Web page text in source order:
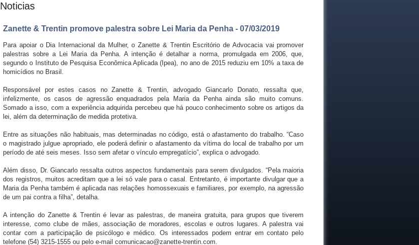
Noticias
Zanette & Trentin promove palestra sobre Lei Maria da Penha - 07/03/2019
Para apoiar o Dia Internacional da Mulher, o Zanette & Trentin Escritório de Advocacia vai promover
palestras sobre a Lei Maria da Penha. A intenção é detalhar a norma, promulgada em 2006, que,
segundo o Instituto de Pesquisa Econômica Aplicada (Ipea), no ano de 2015 reduziu em 10% a taxa de
homicídios no Brasil.
Responsável por estes casos no Zanette & Trentin, advogado Giancarlo Donato, ressalta que,
infelizmente, os casos de agressão enquadrados pela Maria da Penha ainda são muito comuns.
Somado a isso, com a experiência adquirida percebeu que há pouco conhecimento sobre os artigos da
lei, além da determinação de medida protetiva.
Entre as situações não habituais, mas determinadas no código, está o afastamento do trabalho. “Caso
o magistrado julgue apropriado, ele poderá definir o afastamento da vítima do local de trabalho por um
período de até seis meses. Isso sem afetar o vínculo empregatício”, explica o advogado.
Além disso, Dr. Giancarlo ressalta outros aspectos fundamentais para serem divulgados. “Pela maioria
dos registros, muitos acreditam que a lei só vale para o casal. Entretanto, é importante divulgar que a
Maria da Penha também é aplicada nas relações homossexuais e familiares, por exemplo, na agressão
de um pai contra a filha”, detalha.
A intenção do Zanette & Trentin é levar as palestras, de maneira gratuita, para grupos que tiverem
interesse, como clube de mães, associação de moradores, escolas e outros lugares. A palestra vai
contar com a participação de psicólogo e médico. Os interessados podem entrar em contato pelo
telefone (54) 3215-1555 ou pelo e-mail comunicacao@zanette-trentin.com.